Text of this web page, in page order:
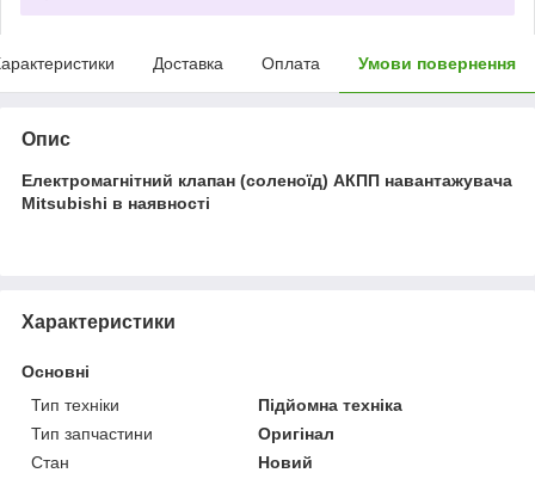
Доставка Оплата Умови повернення
Опис
Електромагнітний клапан (соленоїд) АКПП навантажувача
Mitsubishi в наявності
Характеристики
Основні
Тип техніки
Підйомна техніка
Тип запчастини
Оригінал
Стан
Новий